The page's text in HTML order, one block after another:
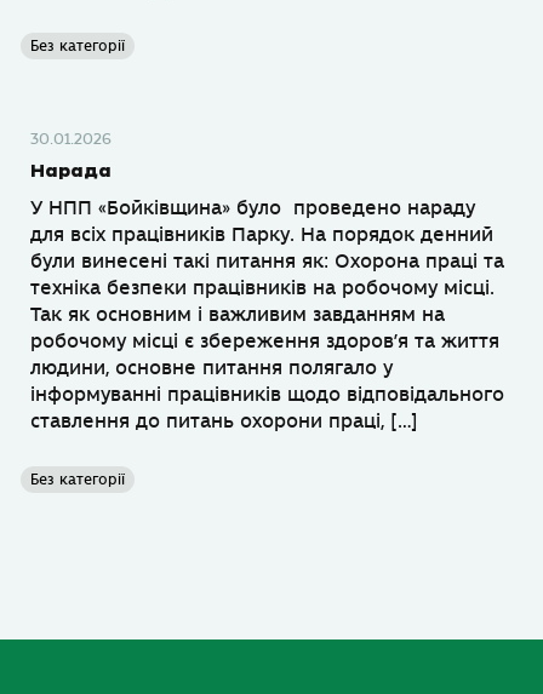
Без категорії
30.01.2026
Нарада
У НПП «Бойківщина» було проведено нараду
для всіх працівників Парку. На порядок денний
були винесені такі питання як: Охорона праці та
техніка безпеки працівників на робочому місці.
Так як основним і важливим завданням на
робочому місці є збереження здоров’я та життя
людини, основне питання полягало у
інформуванні працівників щодо відповідального
ставлення до питань охорони праці, […]
Без категорії